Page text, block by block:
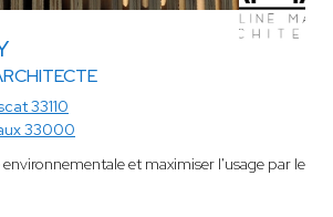
33110
33000
et maximiser l'usage par le